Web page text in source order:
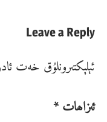
Leave a Reply
ئېلېكتىرونلۇق خەت
ئىزاھات*